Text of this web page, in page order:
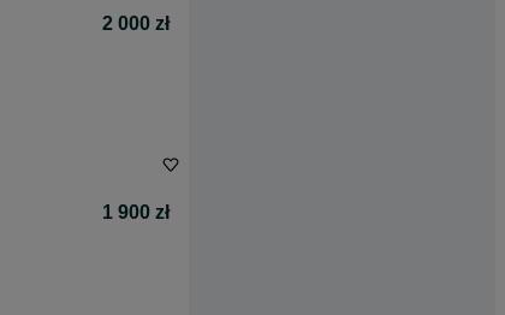
2 000 zł
1 900 zł